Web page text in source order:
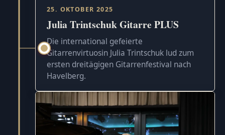
25. OKTOBER 2025
Julia Trintschuk Gitarre PLUS
Die international gefeierte
Gitarrenvirtuosin Julia Trintschuk lud zum
ersten dreitägigen Gitarrenfestival nach
Havelberg.